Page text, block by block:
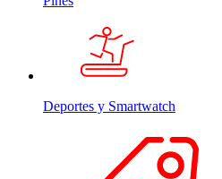
Deportes y Smartwatch